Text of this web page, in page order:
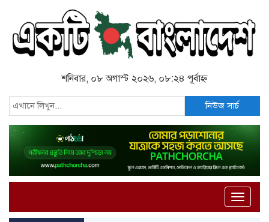
শনিবার, ০৮ অগাস্ট ২০২৬, ০৮:২৪ পূর্বাহ্ন
নিউজ সার্চ
Toggle